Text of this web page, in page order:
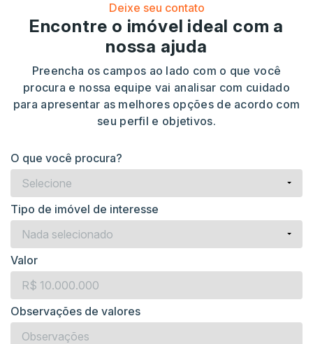
Deixe seu contato
Encontre o imóvel ideal com a
nossa ajuda
Preencha os campos ao lado com o que você
procura e nossa equipe vai analisar com cuidado
para apresentar as melhores opções de acordo com
seu perfil e objetivos.
O que você procura?
Selecione
Tipo de imóvel de interesse
Nada selecionado
Valor
Observações de valores